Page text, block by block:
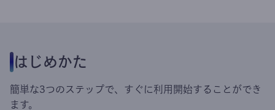
はじめかた
簡単な3つのステップで、すぐに利用開始することができ
ます。